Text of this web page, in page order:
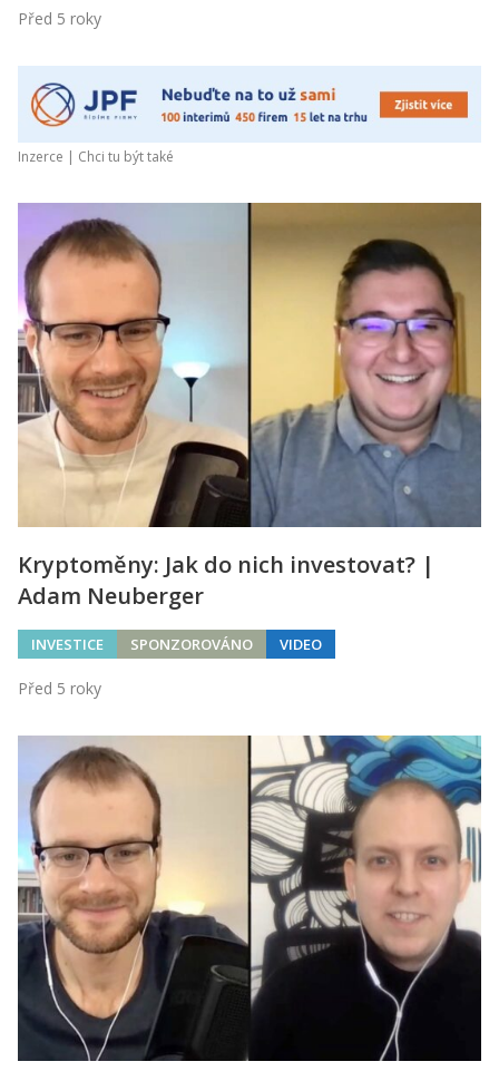
Před 5 roky
Inzerce | Chci tu být také
Kryptoměny: Jak do nich investovat? |
Adam Neuberger
INVESTICE SPONZOROVÁNO VIDEO
Před 5 roky